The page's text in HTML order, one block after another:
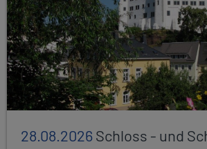
28.08.2026Schloss - und